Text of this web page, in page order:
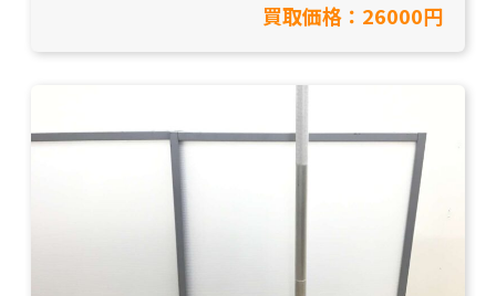
買取価格：26000円